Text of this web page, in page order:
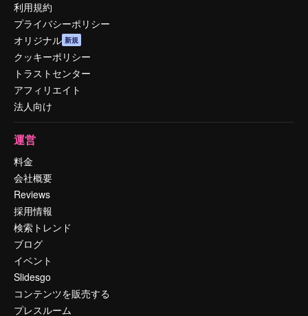
利用規約
プライバシーポリシー
オリジナル 新規
クッキーポリシー
トラストセンター
アフィリエイト
法人向け
運営
料金
会社概要
Reviews
採用情報
検索トレンド
ブログ
イベント
Slidesgo
コンテンツを販売する
プレスルーム